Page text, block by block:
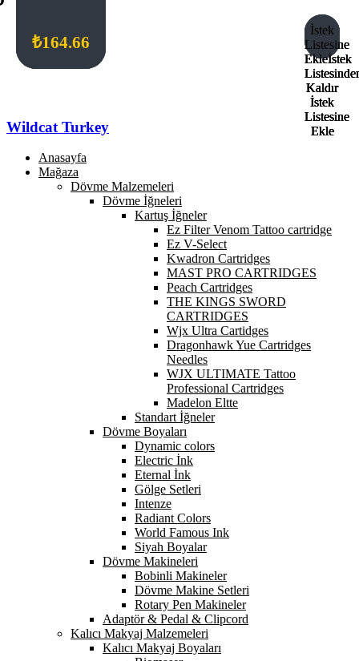
Wildcat Turkey
Anasayfa
Mağaza
Dövme Malzemeleri
Dövme İğneleri
Kartuş İğneler
Ez Filter Venom Tattoo cartridge
Ez V-Select
Kwadron Cartridges
MAST PRO CARTRIDGES
Peach Cartridges
THE KINGS SWORD
CARTRIDGES
Wjx Ultra Cartidges
Dragonhawk Yue Cartridges
Needles
WJX ULTIMATE Tattoo
Professional Cartridges
Madelon Eltte
Standart İğneler
Dövme Boyaları
Dynamic colors
Electric İnk
Eternal İnk
Gölge Setleri
Intenze
Radiant Colors
World Famous Ink
Siyah Boyalar
Dövme Makineleri
Bobinli Makineler
Dövme Makine Setleri
Rotary Pen Makineler
Adaptör & Pedal & Clipcord
Kalıcı Makyaj Malzemeleri
Kalıcı Makyaj Boyaları
₺82.33
İstek
Listesine
Ekleİstek
Kaldır
İstek
Listesine
Ekle
₺192.10
İstek
Listesine
Ekleİstek
Kaldır
İstek
Listesine
Ekle
₺384.21
İstek
Listesine
Ekleİstek
Kaldır
İstek
Listesine
Ekle
₺164.66
İstek
Listesine
Ekleİstek
Kaldır
İstek
Listesine
Ekle